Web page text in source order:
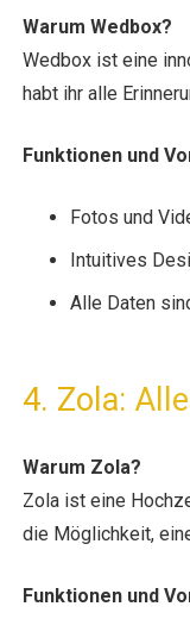
Warum Wedbox?
Wedbox ist eine
habt ihr alle
Funktionen und
Fotos und
Intuitives
Alle Daten
4. Zola:
Warum Zola?
Zola ist eine
die Möglichkeit,
Funktionen und